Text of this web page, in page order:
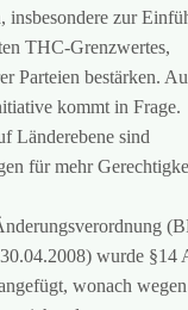
insbesondere zur
THC-Grenzwertes,
Parteien bestärken.
kommt in Frage.
Länderebene sind
für mehr
wurde §14
wonach wegen